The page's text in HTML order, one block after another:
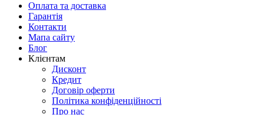
Оплата та доставка
Гарантія
Контакти
Мапа сайту
Блог
Клієнтам
Дисконт
Кредит
Договiр оферти
Політика конфіденційності
Про нас